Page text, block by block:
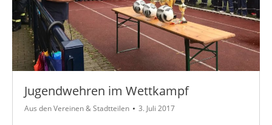
Jugendwehren im Wettkampf
Aus den Vereinen & Stadtteilen 3. Juli 2017